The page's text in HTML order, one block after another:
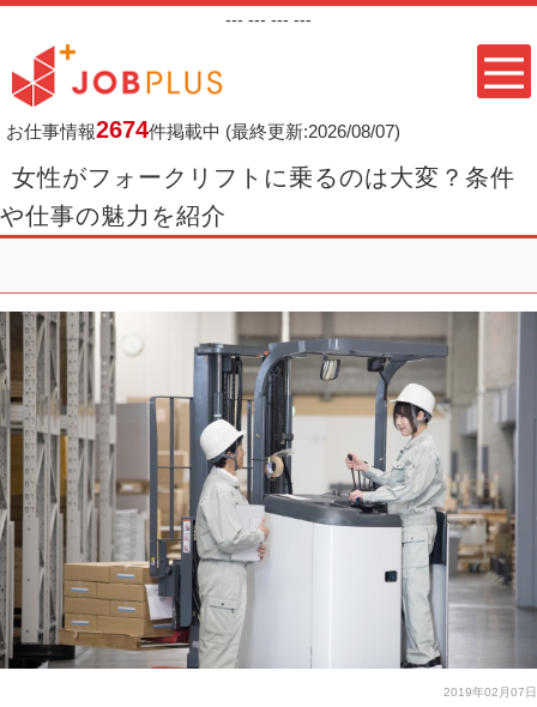
--- --- --- ---
お仕事情報2674件掲載中 (最終更新:2026/08/07)
女性がフォークリフトに乗るのは大変？条件
や仕事の魅力を紹介
2019年02月07日